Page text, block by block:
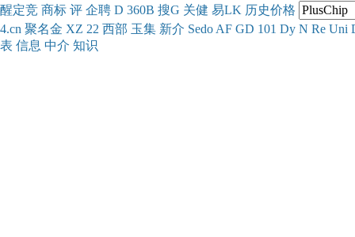
醒定竞 商标 评 企聘 D 360B 搜G 关健 易LK 历史价格
4.cn 聚名金 XZ 22 西部 玉集 新介 Sedo AF GD 101 Dy N Re Uni
表 信息 中介 知识